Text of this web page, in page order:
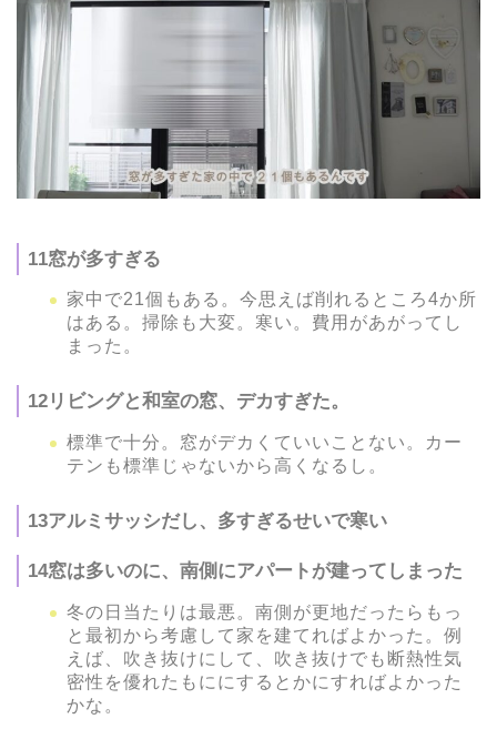
11窓が多すぎる
家中で21個もある。今思えば削れるところ4か所
はある。掃除も大変。寒い。費用があがってし
まった。
12リビングと和室の窓、デカすぎた。
標準で十分。窓がデカくていいことない。カー
テンも標準じゃないから高くなるし。
13アルミサッシだし、多すぎるせいで寒い
14窓は多いのに、南側にアパートが建ってしまった
冬の日当たりは最悪。南側が更地だったらもっ
と最初から考慮して家を建てればよかった。例
えば、吹き抜けにして、吹き抜けでも断熱性気
密性を優れたもににするとかにすればよかった
かな。